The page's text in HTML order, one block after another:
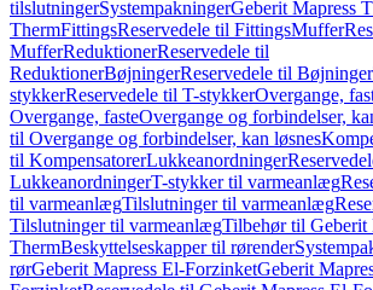
tilslutningerSystempakningerGeberit Mapress
ThermFittingsReservedele til FittingsMuffer
MufferReduktionerReservedele til
ReduktionerBøjningerReservedele til Bøjninger
stykkerReservedele til T-stykkerOvergange,
Overgange, fasteOvergange og forbindelser,
til Overgange og forbindelser, kan løsnes
til KompensatorerLukkeanordninger
LukkeanordningerT-stykker til varmeanlæg
til varmeanlægTilslutninger til varmeanlæg
Tilslutninger til varmeanlægTilbehør til Geberit
ThermBeskyttelseskapper til rørender
rørGeberit Mapress El-ForzinketGeberit